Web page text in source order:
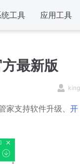
统工具 应用工具
最新版
king
支持软件升级、 开